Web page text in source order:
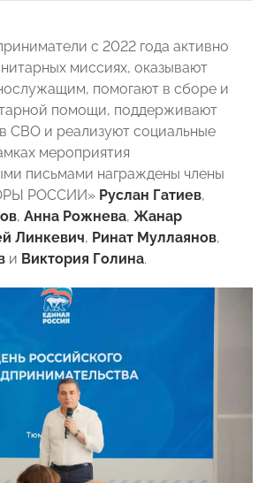
с 2022 года активно
миссиях, оказывают
помогают в сборе и
помощи, поддерживают
СВО и реализуют социальные
мероприятия
письмами награждены члены
РОССИИ» Руслан Гатиев,
, Анна Рожнева, Жанар
Линкевич, Ринат Муллаянов,
и Виктория Голина.